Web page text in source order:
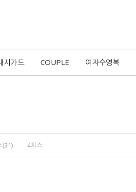
시가드 COUPLE 여자수영복
(31) 4피스